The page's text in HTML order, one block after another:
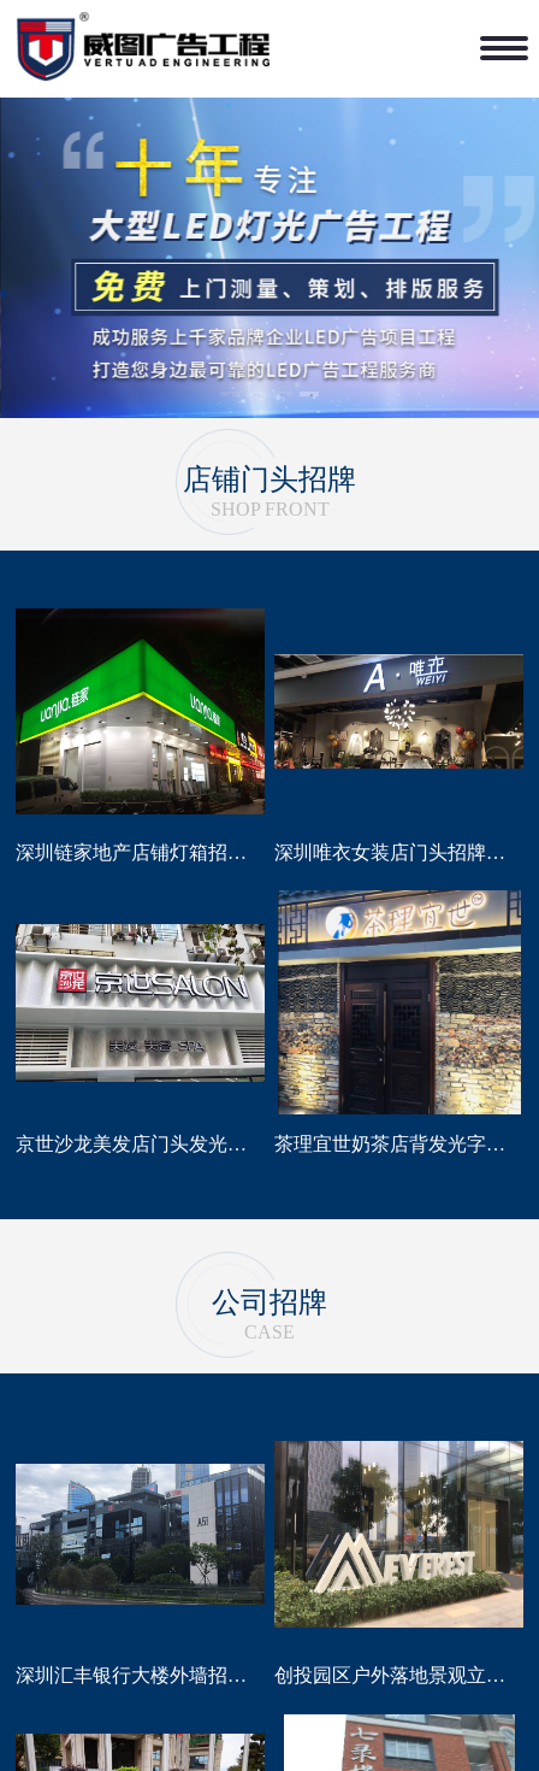
1 3 4
店铺门头招牌
SHOP FRONT
深圳链家地产店铺灯箱招牌定做 深圳唯衣女装店门头招牌设计制作
京世沙龙美发店门头发光字招牌定做 茶理宜世奶茶店背发光字门头招牌制作安装
公司招牌
CASE
深圳汇丰银行大楼外墙招牌logo标识制作 创投园区户外落地景观立体字大型标识制作